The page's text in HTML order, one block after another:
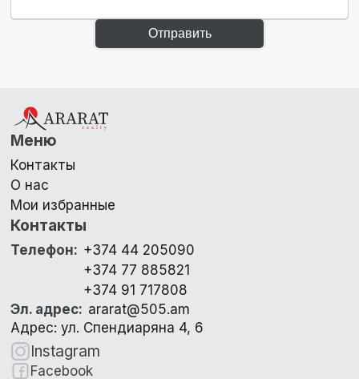
Отправить
Меню
Контакты
О нас
Мои избранные
Контакты
Телефон: +374 44 205090
+374 77 885821
+374 91 717808
Эл. адрес: ararat@505.am
Адрес: ул. Спендиаряна 4, 6
Instagram
Facebook